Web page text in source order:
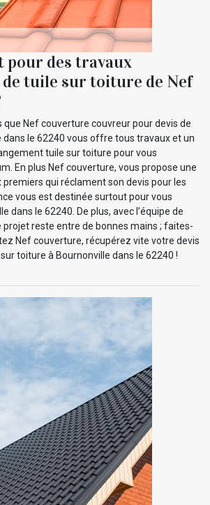
pour des travaux
tuile sur toiture de Nef
que Nef couverture couvreur pour devis de
le 62240 vous offre tous travaux et un
tuile sur toiture pour vous
En plus Nef couverture, vous propose une
qui réclament son devis pour les
vous est destinée surtout pour vous
dans le 62240. De plus, avec l’équipe de
projet reste entre de bonnes mains ; faites-
Nef couverture, récupérez vite votre devis
toiture à Bournonville dans le 62240 !